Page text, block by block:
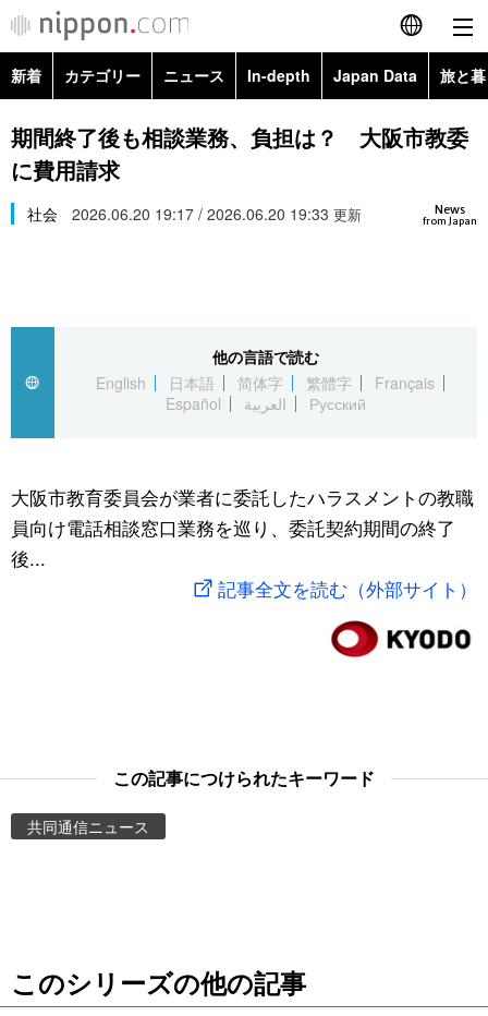
English
简体字
Русский
カテゴリー
経済・ビジネス
国際
文化
トップ
アーカイブ
In-depth
Japan Data
動画/Live
People
新着 カテゴリー ニュース In-depth Japan Data 旅と
政治・外交
経済・ビジネス
スポーツ・東京2020
Topics
期間終了後も相談業務、負担は？ 大阪市教委
に費用請求
News
from Japan
社会 2026.06.20 19:17 / 2026.06.20 19:33 更新
他の言語で読む
English
日本語 简体字 繁體字
Français
Español
العربية Русский
大阪市教育委員会が業者に委託したハラスメントの教職
員向け電話相談窓口業務を巡り、委託契約期間の終了
後...
記事全文を読む（外部サイト）
この記事につけられたキーワード
共同通信ニュース
このシリーズの他の記事